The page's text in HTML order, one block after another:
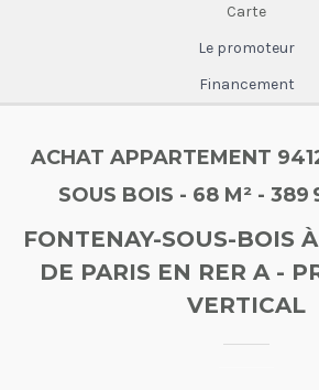
Carte
Le promoteur
Financement
ACHAT APPARTEMENT
SOUS BOIS - 68 M²- 389
FONTENAY-SOUS-BOIS
DE PARIS EN RER A -
VERTICAL